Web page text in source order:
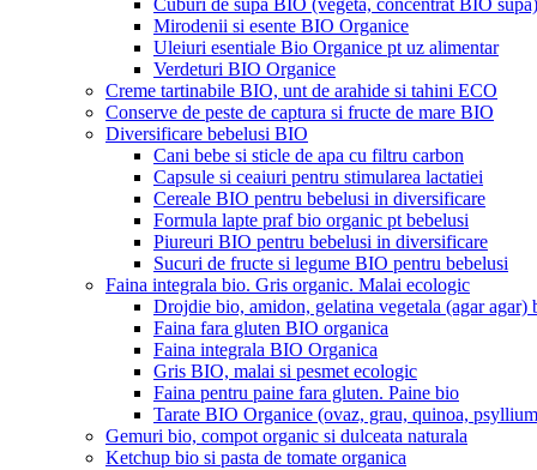
Mirodenii si esente BIO Organice
Uleiuri esentiale Bio Organice pt uz alimentar
Verdeturi BIO Organice
Creme tartinabile BIO, unt de arahide si tahini ECO
Conserve de peste de captura si fructe de mare BIO
Diversificare bebelusi BIO
Cani bebe si sticle de apa cu filtru carbon
Capsule si ceaiuri pentru stimularea lactatiei
Cereale BIO pentru bebelusi in diversificare
Formula lapte praf bio organic pt bebelusi
Piureuri BIO pentru bebelusi in diversificare
Sucuri de fructe si legume BIO pentru bebelusi
Faina integrala bio. Gris organic. Malai ecologic
Drojdie bio, amidon, gelatina vegetala (agar agar)
Faina fara gluten BIO organica
Faina integrala BIO Organica
Gris BIO, malai si pesmet ecologic
Faina pentru paine fara gluten. Paine bio
Tarate BIO Organice (ovaz, grau, quinoa,
Gemuri bio, compot organic si dulceata naturala
Ketchup bio si pasta de tomate organica